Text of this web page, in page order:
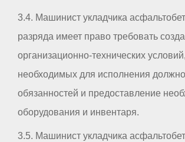
3.4. Машинист укладчика
разряда имеет право требовать
организационно-технических условий,
необходимых для исполнения
обязанностей и предоставление
оборудования и инвентаря.
3.5. Машинист укладчика